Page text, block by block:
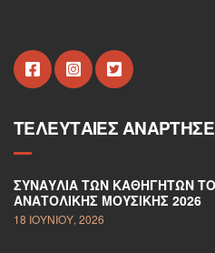
ΤΕΛΕΥΤΑΊΕΣ
ΣΥΝΑΥΛΊΑ ΤΩΝ ΚΑΘΗΓΗΤΏΝ
ΑΝΑΤΟΛΙΚΉΣ ΜΟΥΣΙΚΉΣ 2026
18 ΙΟΥΝΊΟΥ, 2026